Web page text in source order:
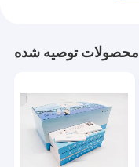
محصولات توصیه شده